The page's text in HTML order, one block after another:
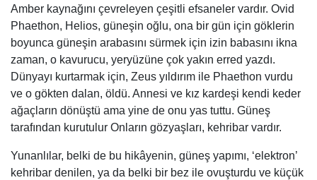
Amber kaynağını çevreleyen çeşitli efsaneler vardır. Ovid
Phaethon, Helios, güneşin oğlu, ona bir gün için göklerin
boyunca güneşin arabasını sürmek için izin babasını ikna
zaman, o kavurucu, yeryüzüne çok yakın erred yazdı.
Dünyayı kurtarmak için, Zeus yıldırım ile Phaethon vurdu
ve o gökten dalan, öldü. Annesi ve kız kardeşi kendi keder
ağaçların dönüştü ama yine de onu yas tuttu. Güneş
tarafından kurutulur Onların gözyaşları, kehribar vardır.
Yunanlılar, belki de bu hikâyenin, güneş yapımı, ‘elektron’
kehribar denilen, ya da belki bir bez ile ovuşturdu ve küçük